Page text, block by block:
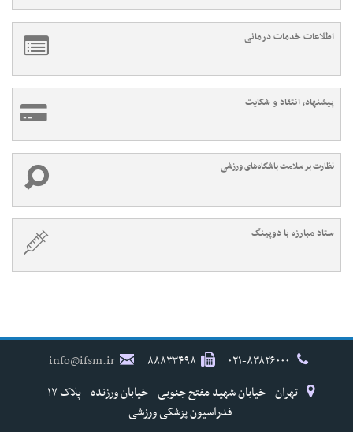
اطلاعات خدمات درمانی
پیشنهاد، انتقاد و شکایت
نظارت بر سلامت باشگاه‌های ورزشی
ستاد مبارزه با دوپینگ
۸۸۸۳۳۴۹۸
info@ifsm.ir
تهران - خیابان شهید مفتح جنوبی - خیابان ورزنده - پلاک ۱۷ -
فدراسیون پزشکی ورزشی